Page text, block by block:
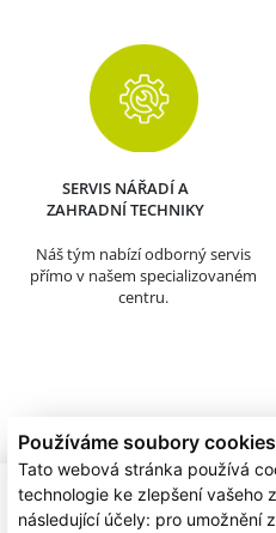
Používáme soubory cookies
Tato webová stránka používá
technologie ke zlepšení vašeho
následující účely: pro umožnění
SERVIS NÁŘADÍ A
ZAHRADNÍ TECHNIKY
Náš tým nabízí odborný servis
přímo v našem specializovaném
centru.